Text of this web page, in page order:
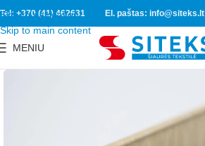
Skip to navigation
Skip to main content
Tel: +370 (41) 462631 El. paštas: info@siteks.lt
MENIU